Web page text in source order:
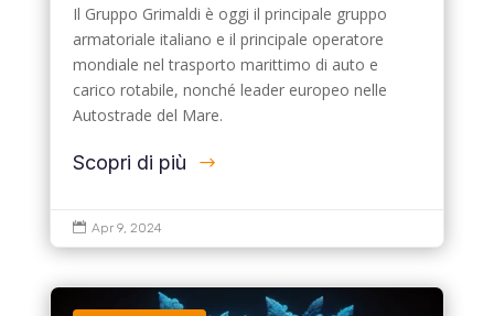
Il Gruppo Grimaldi è oggi il principale gruppo
armatoriale italiano e il principale operatore
mondiale nel trasporto marittimo di auto e
carico rotabile, nonché leader europeo nelle
Autostrade del Mare.
Scopri di più
 Apr 9, 2024